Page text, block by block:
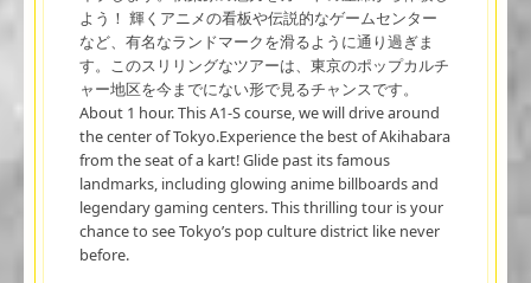
よう！ 輝くアニメの看板や伝説的なゲームセンター
など、有名なランドマークを滑るように通り過ぎま
す。このスリリングなツアーは、東京のポップカルチ
ャー地区を今までにない形で見るチャンスです。
About 1 hour. This A1-S course, we will drive around
the center of Tokyo.Experience the best of Akihabara
from the seat of a kart! Glide past its famous
landmarks, including glowing anime billboards and
legendary gaming centers. This thrilling tour is your
chance to see Tokyo’s pop culture district like never
before.